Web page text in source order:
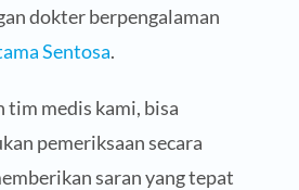
dokter berpengalaman
Sentosa.
medis kami, bisa
pemeriksaan secara
saran yang tepat